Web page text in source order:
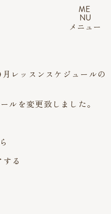
ME
NU
メニュー
レッスンスケジュールの
ルを変更致しました。
する